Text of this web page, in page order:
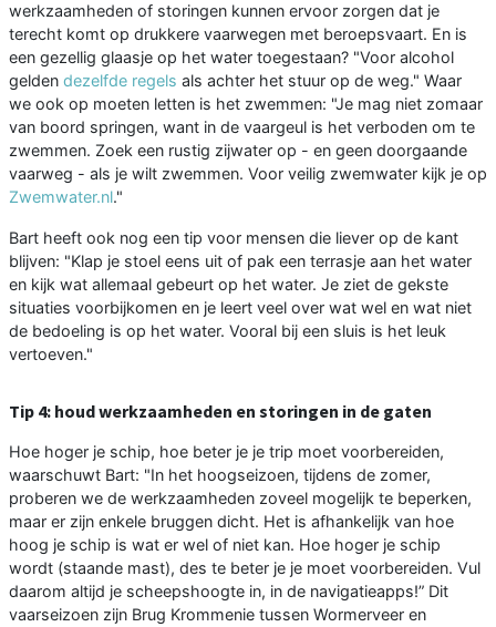
werkzaamheden of storingen kunnen ervoor zorgen dat je
terecht komt op drukkere vaarwegen met beroepsvaart. En is
een gezellig glaasje op het water toegestaan? "Voor alcohol
gelden dezelfde regels als achter het stuur op de weg." Waar
we ook op moeten letten is het zwemmen: "Je mag niet zomaar
van boord springen, want in de vaargeul is het verboden om te
zwemmen. Zoek een rustig zijwater op - en geen doorgaande
vaarweg - als je wilt zwemmen. Voor veilig zwemwater kijk je op
Zwemwater.nl."
Bart heeft ook nog een tip voor mensen die liever op de kant
blijven: "Klap je stoel eens uit of pak een terrasje aan het water
en kijk wat allemaal gebeurt op het water. Je ziet de gekste
situaties voorbijkomen en je leert veel over wat wel en wat niet
de bedoeling is op het water. Vooral bij een sluis is het leuk
vertoeven."
Tip 4: houd werkzaamheden en storingen in de gaten
Hoe hoger je schip, hoe beter je je trip moet voorbereiden,
waarschuwt Bart: "In het hoogseizoen, tijdens de zomer,
proberen we de werkzaamheden zoveel mogelijk te beperken,
maar er zijn enkele bruggen dicht. Het is afhankelijk van hoe
hoog je schip is wat er wel of niet kan. Hoe hoger je schip
wordt (staande mast), des te beter je je moet voorbereiden. Vul
daarom altijd je scheepshoogte in, in de navigatieapps!” Dit
vaarseizoen zijn Brug Krommenie tussen Wormerveer en